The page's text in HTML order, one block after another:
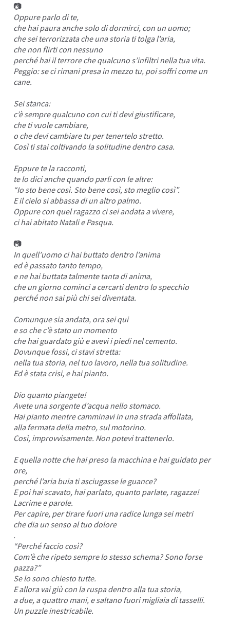
📷
Oppure parlo di te,
che hai paura anche solo di dormirci, con un uomo;
che sei terrorizzata che una storia ti tolga l’aria,
che non flirti con nessuno
perché hai il terrore che qualcuno s’infiltri nella tua vita.
Peggio: se ci rimani presa in mezzo tu, poisoffricome un
cane.
Sei stanca:
c’è sempre qualcuno con cui ti devi giustificare,
che ti vuole cambiare,
o che devi cambiare tu per tenertelo stretto.
Così ti stai coltivando la solitudine dentro casa.
Eppure te la racconti,
te lo dici anche quando parli con le altre:
“Io sto bene così. Sto bene così, sto meglio così”.
E il cielo si abbassa di un altro palmo.
Oppure con quel ragazzo ci sei andata a vivere,
ci hai abitato Natali e Pasqua.
📷
In quell’uomo ci hai buttato dentro l’anima
ed è passato tanto tempo,
e ne hai buttata talmente tanta di anima,
che un giorno cominci a cercarti dentro lo specchio
perché non sai più chi sei diventata.
Comunque sia andata, ora sei qui
e so che c’è stato un momento
che hai guardato giù e avevi i piedi nel cemento.
Dovunque fossi, ci stavi stretta:
nella tua storia, nel tuo lavoro, nella tuasolitudine.
Ed è stata crisi, e hai pianto.
Dio quanto piangete!
Avete una sorgente d’acqua nello stomaco.
Hai pianto mentre camminavi in una strada affollata,
alla fermata della metro, sul motorino.
Così, improvvisamente. Non potevi trattenerlo.
E quella notte che hai preso la macchina e hai guidato per
ore,
perché l’aria buia ti asciugasse le guance?
E poi hai scavato, hai parlato, quanto parlate, ragazze!
Lacrime e parole.
Per capire, per tirare fuori una radice lunga sei metri
che dia un senso al tuo dolore
.
“Perché faccio così?
Com’è che ripeto sempre lo stesso schema? Sono forse
pazza?”
Se lo sono chiesto tutte.
E allora vai giù con la ruspa dentro alla tua storia,
a due, a quattro mani, e saltano fuori migliaia di tasselli.
Un puzzle inestricabile.